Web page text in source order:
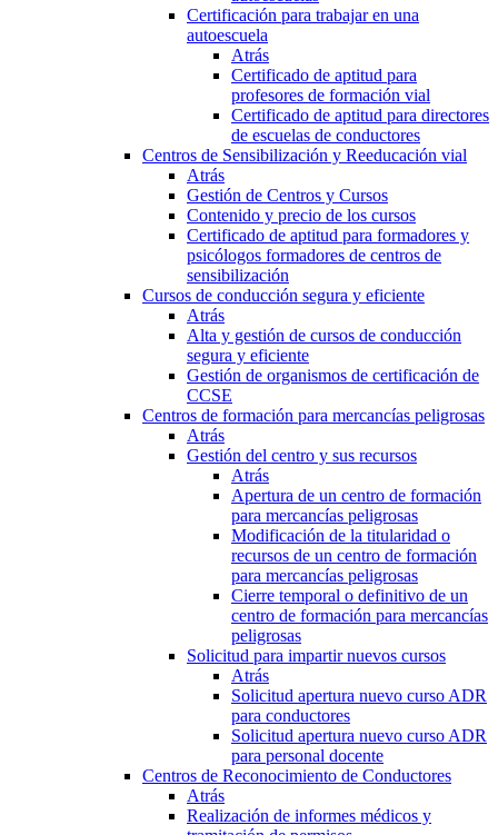
Certificación para trabajar en una
autoescuela
Atrás
Certificado de aptitud para
profesores de formación vial
Certificado de aptitud para directores
de escuelas de conductores
Centros de Sensibilización y Reeducación vial
Atrás
Gestión de Centros y Cursos
Contenido y precio de los cursos
Certificado de aptitud para formadores y
psicólogos formadores de centros de
sensibilización
Cursos de conducción segura y eficiente
Atrás
Alta y gestión de cursos de conducción
segura y eficiente
Gestión de organismos de certificación de
CCSE
Centros de formación para mercancías peligrosas
Atrás
Gestión del centro y sus recursos
Atrás
Apertura de un centro de formación
para mercancías peligrosas
Modificación de la titularidad o
recursos de un centro de formación
para mercancías peligrosas
Cierre temporal o definitivo de un
centro de formación para mercancías
peligrosas
Solicitud para impartir nuevos cursos
Atrás
Solicitud apertura nuevo curso ADR
para conductores
Solicitud apertura nuevo curso ADR
para personal docente
Centros de Reconocimiento de Conductores
Atrás
Realización de informes médicos y